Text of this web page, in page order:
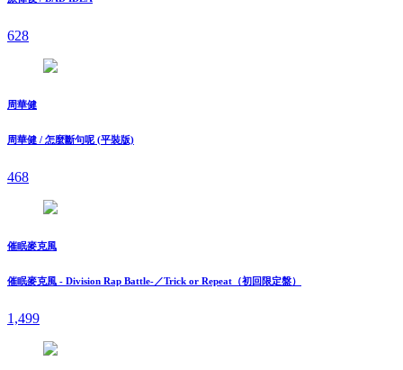
628
周華健
周華健 / 怎麼斷句呢 (平裝版)
468
催眠麥克風
催眠麥克風 - Division Rap Battle-／Trick or Repeat（初回限定盤）
1,499